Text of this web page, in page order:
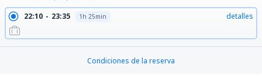
22:10 23:35 1h 25min detalles
Condiciones de la reserva